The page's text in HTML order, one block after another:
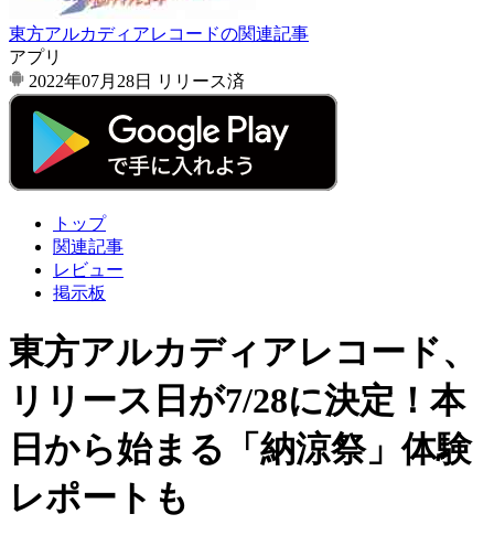
東方アルカディアレコードの関連記事
アプリ
2022年07月28日
リリース済
トップ
関連記事
レビュー
掲示板
東方アルカディアレコード、
リリース日が7/28に決定！本
日から始まる「納涼祭」体験
レポートも